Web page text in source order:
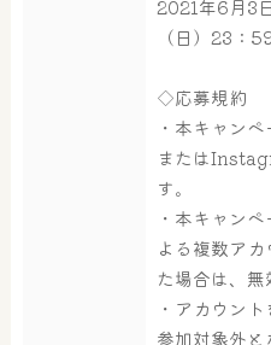
2021年6月3
（日）23：
◇応募規約
・本キャン
または
す。
・本キャン
よる複数ア
た場合は、無
・アカウン
参加対象外と